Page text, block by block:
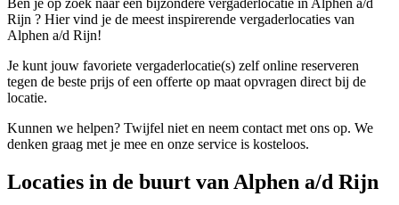
Rijn ? Hier vind je de meest inspirerende vergaderlocaties van
Alphen a/d Rijn!
Je kunt jouw favoriete vergaderlocatie(s) zelf online reserveren
tegen de beste prijs of een offerte op maat opvragen direct bij de
locatie.
Kunnen we helpen? Twijfel niet en neem contact met ons op. We
denken graag met je mee en onze service is kosteloos.
Locaties in de buurt van Alphen a/d Rijn